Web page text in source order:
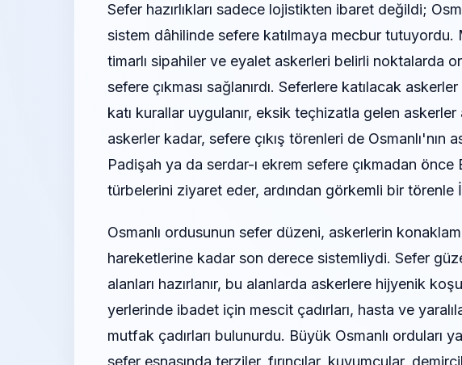
Sefer hazırlıkları sadece lojistikten ibaret değildi;
sistem dâhilinde sefere katılmaya mecbur tutuyordu.
timarlı sipahiler ve eyalet askerleri belirli noktalarda
sefere çıkması sağlanırdı. Seferlere katılacak
katı kurallar uygulanır, eksik teçhizatla gelen askerler
askerler kadar, sefere çıkış törenleri de Osmanlı'nın
Padişah ya da serdar-ı ekrem sefere çıkmadan
türbelerini ziyaret eder, ardından görkemli bir törenle
Osmanlı ordusunun sefer düzeni, askerlerin
hareketlerine kadar son derece sistemliydi. Sefer
alanları hazırlanır, bu alanlarda askerlere hijyenik
yerlerinde ibadet için mescit çadırları, hasta ve
mutfak çadırları bulunurdu. Büyük Osmanlı orduları
sefer esnasında terziler, fırıncılar, kuyumcular,